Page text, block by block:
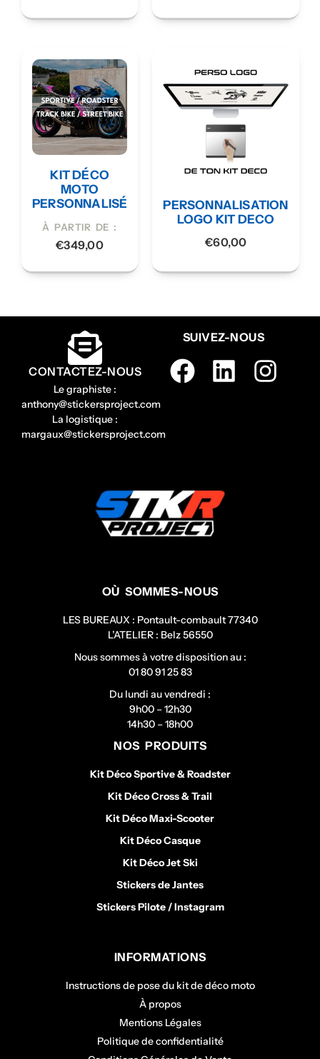
KIT DÉCO
MOTO
PERSONNALISÉ
À PARTIR DE :
€349,00
PERSONNALISATION
LOGO KIT DECO
€60,00
CONTACTEZ-NOUS
Le graphiste :
anthony@stickersproject.com
La logistique :
margaux@stickersproject.com
SUIVEZ-NOUS
OÙ SOMMES-NOUS
LES BUREAUX : Pontault-combault 77340
L’ATELIER : Belz 56550
Nous sommes à votre disposition au :
01 80 91 25 83
Du lundi au vendredi :
9h00 – 12h30
14h30 – 18h00
NOS PRODUITS
Kit Déco Sportive & Roadster
Kit Déco Cross & Trail
Kit Déco Maxi-Scooter
Kit Déco Casque
Kit Déco Jet Ski
Stickers de Jantes
Stickers Pilote / Instagram
INFORMATIONS
Instructions de pose du kit de déco moto
À propos
Mentions Légales
Politique de confidentialité